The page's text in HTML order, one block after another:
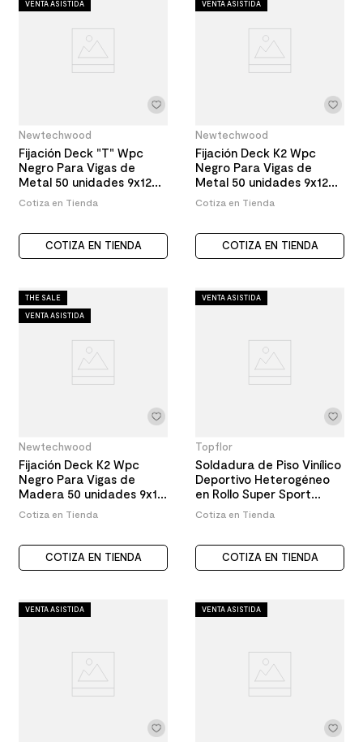
VENTA ASISTIDA
Newtechwood
Fijación Deck "T" Wpc
Negro Para Vigas de
Metal 50 unidades 9x12
Cotiza en Tienda
COTIZA EN TIENDA
VENTA ASISTIDA
Newtechwood
Fijación Deck K2 Wpc
Negro Para Vigas de
Metal 50 unidades 9x12
Cotiza en Tienda
COTIZA EN TIENDA
THE SALE
VENTA ASISTIDA
Newtechwood
Fijación Deck K2 Wpc
Negro Para Vigas de
Madera 50 unidades 9x12
Cotiza en Tienda
COTIZA EN TIENDA
VENTA ASISTIDA
Topflor
Soldadura de Piso Vinílico
Deportivo Heterogéneo
en Rollo Super Sport
Cotiza en Tienda
COTIZA EN TIENDA
VENTA ASISTIDA VENTA ASISTIDA